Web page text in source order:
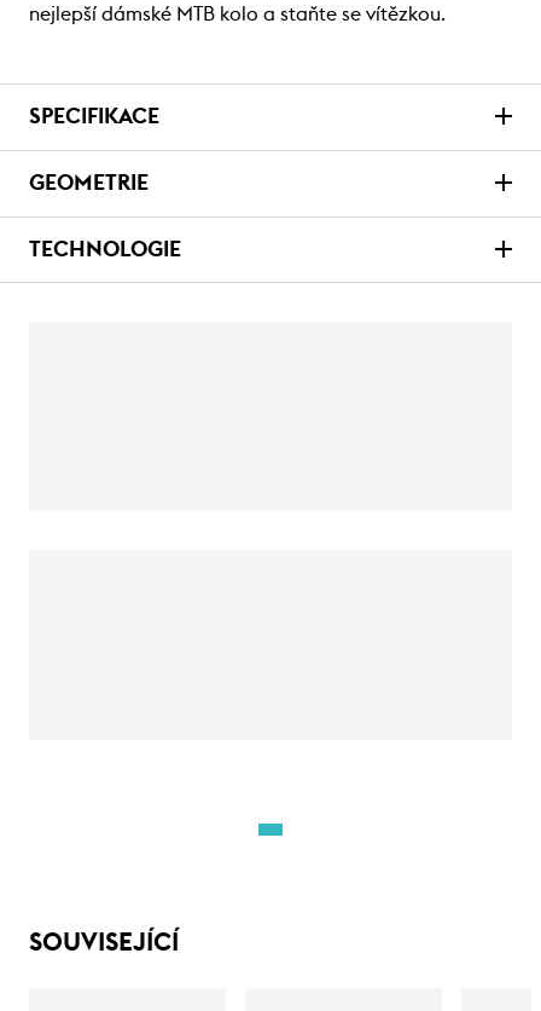
nejlepší dámské MTB kolo a staňte se vítězkou.
SPECIFIKACE
GEOMETRIE
TECHNOLOGIE
SOUVISEJÍCÍ